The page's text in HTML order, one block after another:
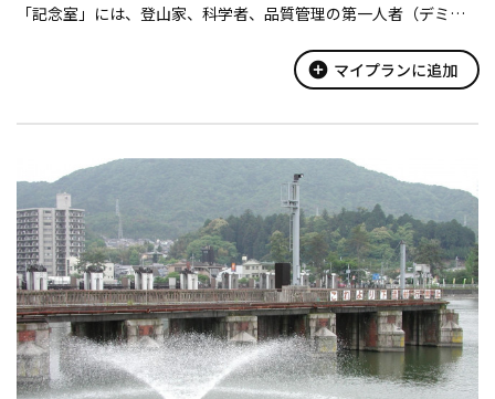
「記念室」には、登山家、科学者、品質管理の第一人者（デミン
add_circle マイプランに追加